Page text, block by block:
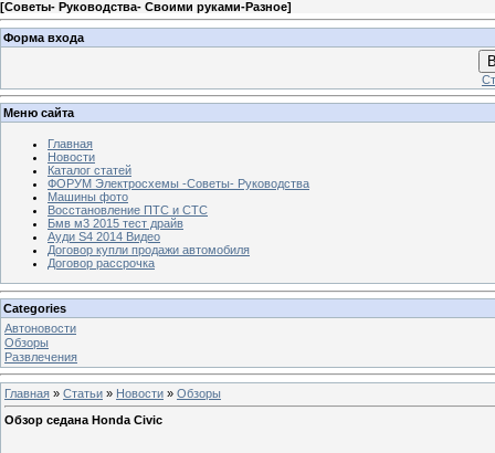
[Советы- Руководства- Своими руками-Разное]
Форма входа
Меню сайта
Главная
Новости
Каталог статей
ФОРУМ Электросхемы -Советы- Руководства
Машины фото
Восстановление ПТС и СТС
Бмв м3 2015 тест драйв
Ауди S4 2014 Видео
Договор купли продажи автомобиля
Договор рассрочка
Categories
Автоновости
Обзоры
Развлечения
Главная » Статьи » Новости » Обзоры
Обзор седана Honda Civic